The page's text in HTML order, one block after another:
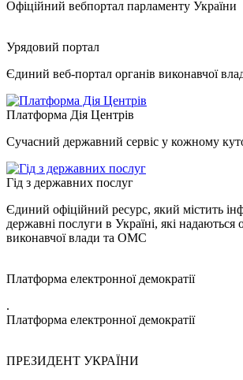
Офіційний вебпортал парламенту України
Урядовий портал
Єдиний веб-портал органів виконавчої
Платформа Дія Центрів
Сучасний державний сервіс у кожному
Гід з державних послуг
Єдиний офіційний ресурс, який містить
державні послуги в Україні, які надаються
виконавчої влади та ОМС
Платформа електронної демократії
.
Платформа електронної демократії
ПРЕЗИДЕНТ УКРАЇНИ